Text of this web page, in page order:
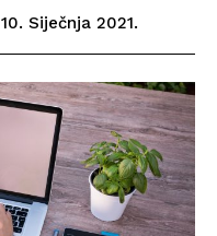
10. Siječnja 2021.